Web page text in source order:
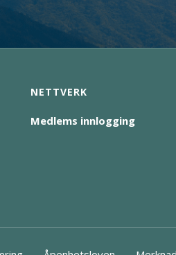
NETTVERK
Medlems innlogging